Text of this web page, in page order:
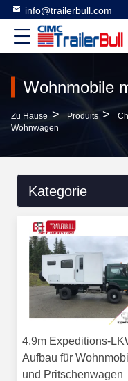
info@trailerbull.com
Wohnmobile
Zu Hause > Produits >
Wohnwagen
Kategorie
4,9m Expeditions-
Aufbau für
und Pritschenwagen